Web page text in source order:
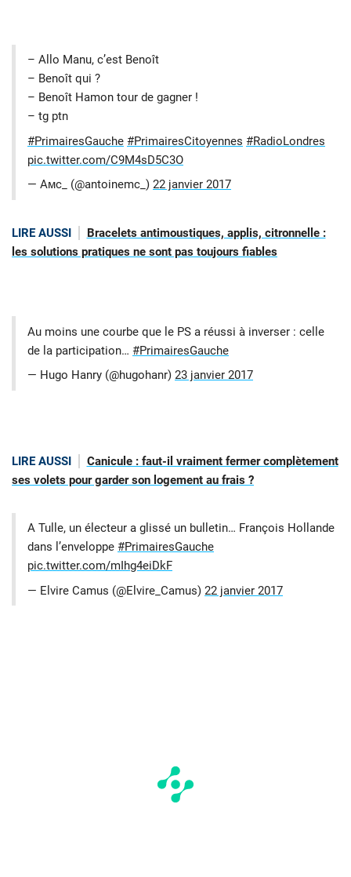
– Allo Manu, c’est Benoît
– Benoît qui ?
– Benoît Hamon tour de gagner !
– tg ptn
#PrimairesGauche #PrimairesCitoyennes #RadioLondres
pic.twitter.com/C9M4sD5C3O
— Aмc_ (@antoinemc_) 22 janvier 2017
LIRE AUSSI
Bracelets antimoustiques, applis, citronnelle :
les solutions pratiques ne sont pas toujours fiables
Au moins une courbe que le PS a réussi à inverser : celle
de la participation… #PrimairesGauche
— Hugo Hanry (@hugohanr) 23 janvier 2017
LIRE AUSSI
Canicule : faut-il vraiment fermer complètement
ses volets pour garder son logement au frais ?
A Tulle, un électeur a glissé un bulletin… François Hollande
dans l’enveloppe #PrimairesGauche
pic.twitter.com/mIhg4eiDkF
— Elvire Camus (@Elvire_Camus) 22 janvier 2017